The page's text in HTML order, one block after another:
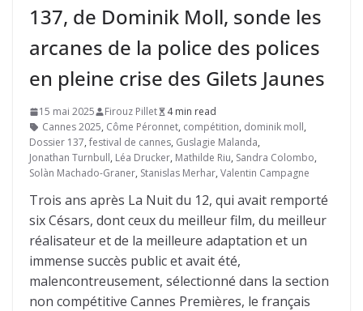
137, de Dominik Moll, sonde les
arcanes de la police des polices
en pleine crise des Gilets Jaunes
15 mai 2025 Firouz Pillet
4 min read
Cannes 2025, Côme Péronnet, compétition, dominik moll,
Dossier 137, festival de cannes, Guslagie Malanda,
Jonathan Turnbull, Léa Drucker, Mathilde Riu, Sandra Colombo,
Solàn Machado-Graner, Stanislas Merhar, Valentin Campagne
Trois ans après La Nuit du 12, qui avait remporté
six Césars, dont ceux du meilleur film, du meilleur
réalisateur et de la meilleure adaptation et un
immense succès public et avait été,
malencontreusement, sélectionné dans la section
non compétitive Cannes Premières, le français